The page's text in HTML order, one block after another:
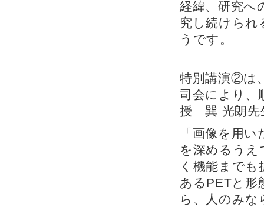
経緯、研究へ
究し続けられ
うです。
特別講演②は
司会により、
授 巽 光朗先
「画像を用
を深めるうえ
く機能まで
あるPETと形
ら、人のみな